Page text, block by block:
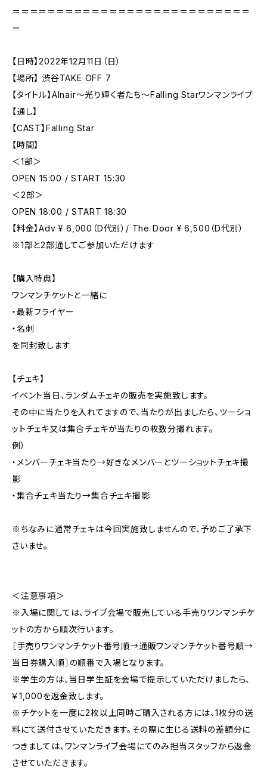
＝＝＝＝＝＝＝＝＝＝＝＝＝＝＝＝＝＝＝＝＝＝＝＝＝＝＝
＝
【日時】2022年12月11日（日）
【場所】 渋谷TAKE OFF 7
【タイトル】Alnair〜光り輝く者たち〜Falling Starワンマンライブ
【通し】
【CAST】Falling Star
【時間】
＜1部＞
OPEN 15:00 / START 15:30
＜2部＞
OPEN 18:00 / START 18:30
【料金】Adv ¥ 6,000（D代別）/ The Door ¥ 6,500（D代別）
※1部と2部通してご参加いただけます
【購入特典】
ワンマンチケットと一緒に
・最新フライヤー
・名刺
を同封致します
【チェキ】
イベント当日、ランダムチェキの販売を実施致します。
その中に当たりを入れてますので、当たりが出ましたら、ツーショ
ットチェキ又は集合チェキが当たりの枚数分撮れます。
例）
・メンバーチェキ当たり→好きなメンバーとツーショットチェキ撮
影
・集合チェキ当たり→集合チェキ撮影
※ちなみに通常チェキは今回実施致しませんので、予めご了承下
さいませ。
＜注意事項＞
※入場に関しては、ライブ会場で販売している手売りワンマンチケ
ットの方から順次行います。
［手売りワンマンチケット番号順→通販ワンマンチケット番号順→
当日券購入順］の順番で入場となります。
※学生の方は、当日学生証を会場で提示していただけましたら、
￥1,000を返金致します。
※チケットを一度に2枚以上同時ご購入される方には、1枚分の送
料にて送付させていただきます。その際に生じる送料の差額分に
つきましては、ワンマンライブ会場にてのみ担当スタッフから返金
させていただきます。